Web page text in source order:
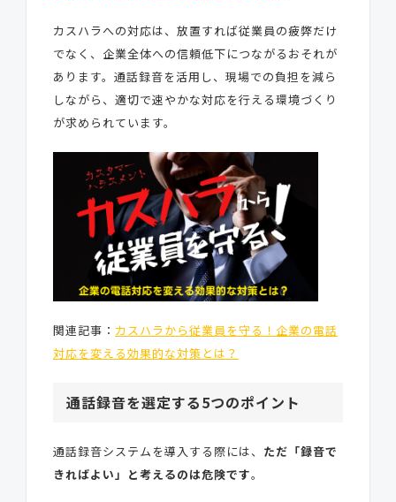
カスハラへの対応は、放置すれば従業員の疲弊だけ
でなく、企業全体への信頼低下につながるおそれが
あります。通話録音を活用し、現場での負担を減ら
しながら、適切で速やかな対応を行える環境づくり
が求められています。
関連記事： カスハラから従業員を守る！企業の電話
対応を変える効果的な対策とは？
通話録音を選定する5つのポイント
通話録音システムを導入する際には、 ただ「録音で
きればよい」と考えるのは危険です。